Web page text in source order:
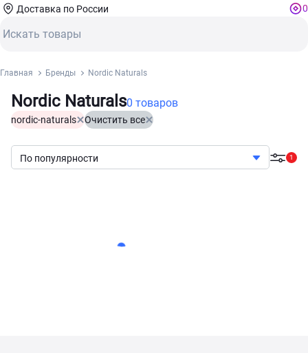
Доставка по России 0
Главная Бренды Nordic Naturals
Nordic Naturals0 товаров
nordic-naturals Очистить все
По популярности 1